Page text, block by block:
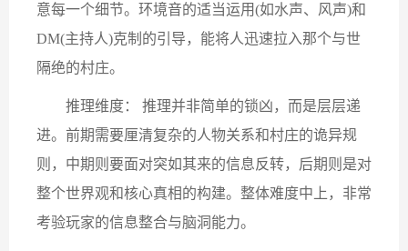
意每一个细节。环境音的适当运用(如水声、风声)和
DM(主持人)克制的引导，能将人迅速拉入那个与世
隔绝的村庄。
推理维度： 推理并非简单的锁凶，而是层层递
进。前期需要厘清复杂的人物关系和村庄的诡异规
则，中期则要面对突如其来的信息反转，后期则是对
整个世界观和核心真相的构建。整体难度中上，非常
考验玩家的信息整合与脑洞能力。